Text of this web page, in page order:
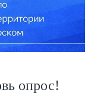
опрос!